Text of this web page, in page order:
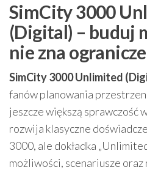
SimCity 3000
(Digital) – buduj
nie zna
SimCity 3000 Unlimited
fanów planowania
jeszcze większą sprawczość
rozwija klasyczne
3000, ale dokładka
możliwości, scenariusze